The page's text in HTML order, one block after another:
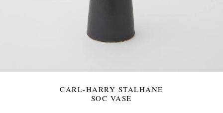
CARL-HARRY STALHANE
SOC VASE